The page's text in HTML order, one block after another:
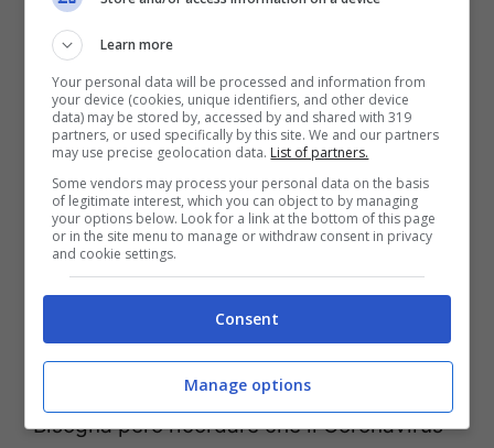
difficili, con questo ritorno alla normalità
rimandato spesso proprio per cercare di
ridurre ogni possibilità di “ricaduta” e ora
addio alle quarantene, ai locali chiusi, al
distanziamento sociale. Chiaramente resta
l’obbligo di isolamento e tracciamento dei
contatti in caso di positività al
Coronavirus.
I casi a cui prestare attenzione
Bisogna però ricordare che il Coronavirus
Learn more
Your personal data will be processed and information from
your device (cookies, unique identifiers, and other device
data) may be stored by, accessed by and shared with 319
partners, or used specifically by this site. We and our partners
may use precise geolocation data. List of partners.
Some vendors may process your personal data on the basis
of legitimate interest, which you can object to by managing
your options below. Look for a link at the bottom of this page
or in the site menu to manage or withdraw consent in privacy
and cookie settings.
Consent
Manage options